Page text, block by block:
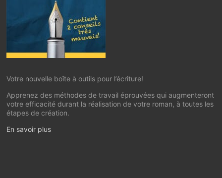
Votre nouvelle boîte à outils pour l’écriture!
Apprenez des méthodes de travail éprouvées qui augmenteront
votre efficacité durant la réalisation de votre roman, à toutes les
étapes de création.
En savoir plus